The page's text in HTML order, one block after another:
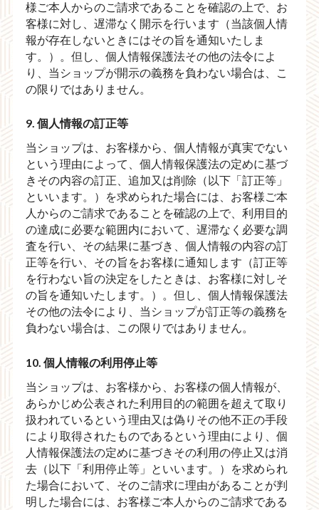
様ご本人からのご請求であることを確認の上で、お
客様に対し、遅滞なく開示を行います（当該個人情
報が存在しないときにはその旨を通知いたしま
す。）。但し、個人情報保護法その他の法令によ
り、当ショップが開示の義務を負わない場合は、こ
の限りではありません。
9. 個人情報の訂正等
当ショップは、お客様から、個人情報が真実でない
という理由によって、個人情報保護法の定めに基づ
きその内容の訂正、追加又は削除（以下「訂正等」
といいます。）を求められた場合には、お客様ご本
人からのご請求であることを確認の上で、利用目的
の達成に必要な範囲内において、遅滞なく必要な調
査を行い、その結果に基づき、個人情報の内容の訂
正等を行い、その旨をお客様に通知します（訂正等
を行わない旨の決定をしたときは、お客様に対しそ
の旨を通知いたします。）。但し、個人情報保護法
その他の法令により、当ショップが訂正等の義務を
負わない場合は、この限りではありません。
10. 個人情報の利用停止等
当ショップは、お客様から、お客様の個人情報が、
あらかじめ公表された利用目的の範囲を超えて取り
扱われているという理由又は偽りその他不正の手段
により取得されたものであるという理由により、個
人情報保護法の定めに基づきその利用の停止又は消
去（以下「利用停止等」といいます。）を求められ
た場合において、そのご請求に理由があることが判
明した場合には、お客様ご本人からのご請求である